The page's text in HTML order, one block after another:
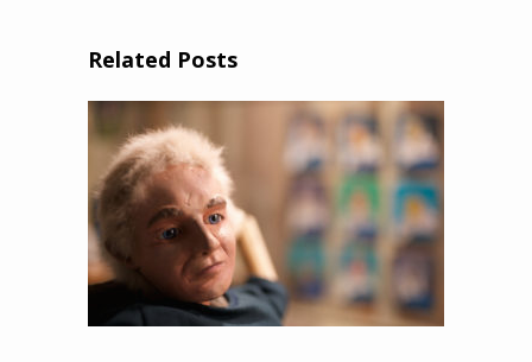
Related Posts